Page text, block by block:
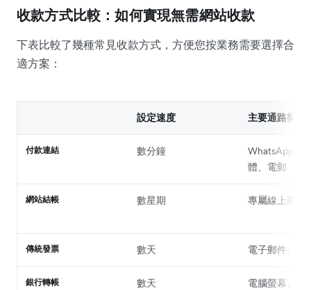
收款方式比較：如何實現無需網站收款
下表比較了幾種常見收款方式，方便您按業務需要選擇合
適方案：
設定速度 主要通路契合
付款連結 數分鐘
WhatsApp、
體、電郵
網站結帳 數星期 專屬線上商店
傳統發票 數天 電子郵件、公
銀行轉帳 數天 電腦螢幕、列